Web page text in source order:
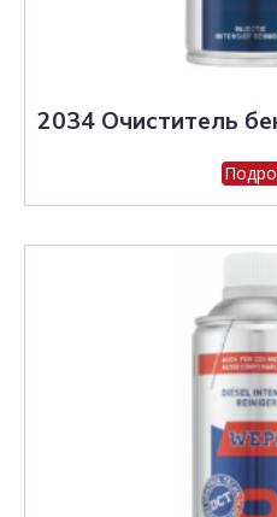
2034 Очиститель